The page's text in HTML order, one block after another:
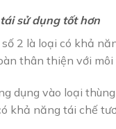
sử dụng tốt hơn
2 là loại có khả
thân thiện với môi
dụng vào loại
khả năng tái chế